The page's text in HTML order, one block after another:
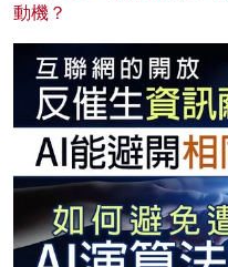
動機？